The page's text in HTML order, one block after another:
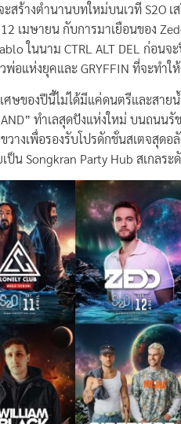
ะสร้างตำนานบทใหม่บนเวที S2O
เมษายน กับการมาเยือนของ
ในนาม CTRL ALT DEL ก่อน
พ่อแห่งยุคและ GRYFFIN ที่จะทำ
ศษของปีนี้ไม่ได้มีแค่ดนตรีและสาย
ทำเลสุดปังแห่งใหม่ บนถนน
ขวางเพื่อรองรับโปรดักชั่นสเตจสุ
เป็น Songkran Party Hub สเกล